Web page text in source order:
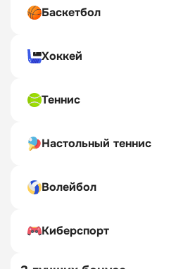
Баскетбол
Хоккей
Теннис
Настольный теннис
Волейбол
Киберспорт